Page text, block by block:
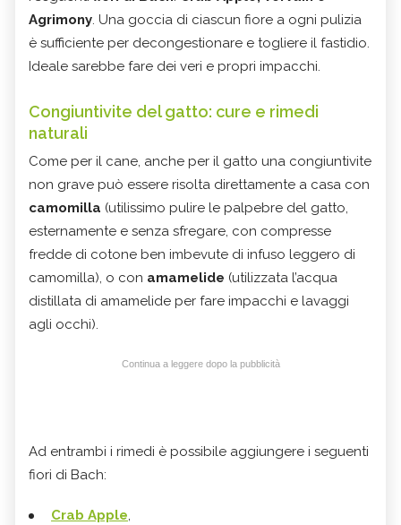
Agrimony. Una goccia di ciascun fiore a ogni pulizia
è sufficiente per decongestionare e togliere il fastidio.
Ideale sarebbe fare dei veri e propri impacchi.
Congiuntivite del gatto: cure e rimedi
naturali
Come per il cane, anche per il gatto una congiuntivite
non grave può essere risolta direttamente a casa con
camomilla (utilissimo pulire le palpebre del gatto,
esternamente e senza sfregare, con compresse
fredde di cotone ben imbevute di infuso leggero di
camomilla), o con amamelide (utilizzata l’acqua
distillata di amamelide per fare impacchi e lavaggi
agli occhi).
Continua a leggere dopo la pubblicità
Ad entrambi i rimedi è possibile aggiungere i seguenti
fiori di Bach:
Crab Apple,